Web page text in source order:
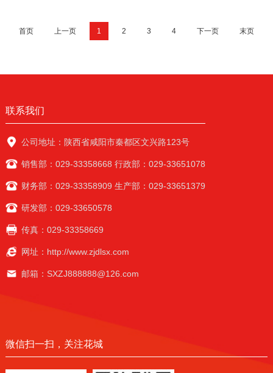
首页 上一页 1 2 3 4 下一页 末页
联系我们
公司地址：陕西省咸阳市秦都区文兴路123号
销售部：029-33358668 行政部：029-33651078
财务部：029-33358909 生产部：029-33651379
研发部：029-33650578
传真：029-33358669
网址：http://www.zjdlsx.com
邮箱：SXZJ888888@126.com
微信扫一扫，关注花城